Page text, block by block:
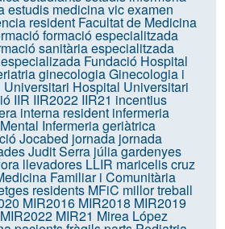
estudis medicina vicexamen
resident Facultat de Medicina
formació especialitzada
sanitària especialitzada
Fundació Hospital
ginecologiaGinecologia i
Hospital Universitari
IIR IIR2022 IIR21 incentius
interna resident infermeria
Infermeria geriàtrica
Jocabed jornada jornada
Judit Serra júlia gardenyes
llevadores LLIR maricelis cruz
Familiar i Comunitària
residents MFiC millor treball
MIR2016 MIR2018 MIR2019
MIR2022 MIR21 Mirea López